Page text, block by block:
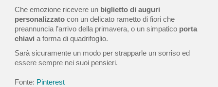
Che emozione ricevere un biglietto di auguri
personalizzato con un delicato rametto di fiori che
preannuncia l’arrivo della primavera, o un simpatico porta
chiavi a forma di quadrifoglio.
Sarà sicuramente un modo per strapparle un sorriso ed
essere sempre nei suoi pensieri.
Fonte: Pinterest